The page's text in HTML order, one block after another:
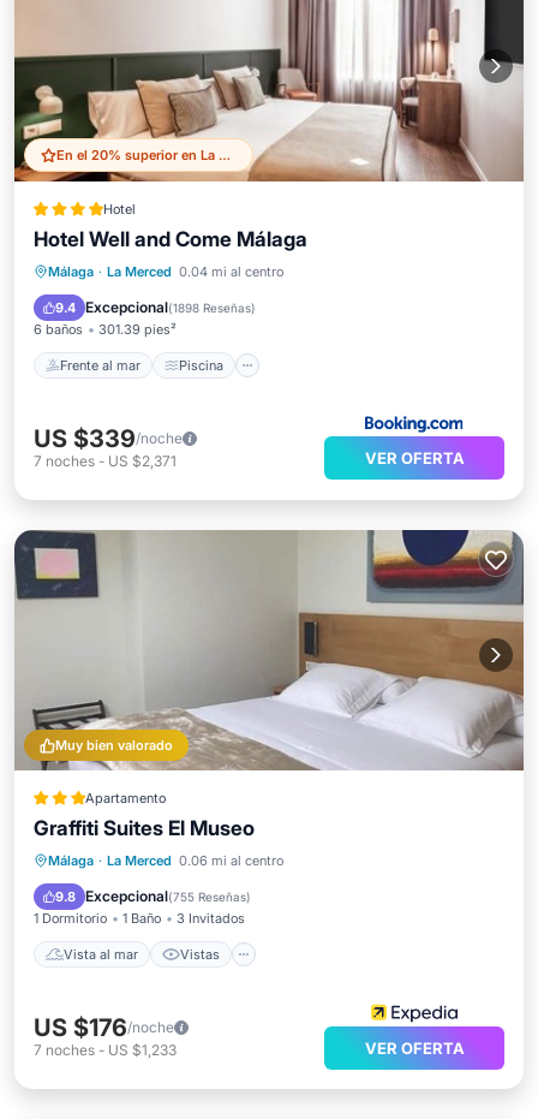
En el 20% superior en La Merced
Hotel
Hotel Well and Come Málaga
Málaga · La Merced 0.04 mi al centro
9.4 Excepcional(1898 Reseñas)
6 baños 301.39 pies²
Frente al mar Piscina
Frente al mar Piscina
Vista al mar
US $339/noche
7 noches - US $2,371 VER OFERTA
Muy bien valorado
Apartamento
Graffiti Suites El Museo
Málaga · La Merced 0.06 mi al centro
9.8 Excepcional(755 Reseñas)
1 Dormitorio 1 Baño 3 Invitados
Vista al mar Vistas
Vista al mar Vistas
Aire acondicionado
US $176/noche
7 noches - US $1,233 VER OFERTA